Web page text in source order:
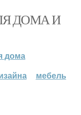
ДОМА И
дома
мебель